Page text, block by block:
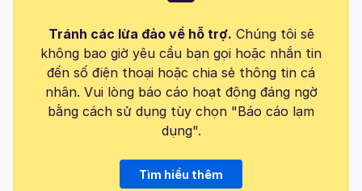
Tránh các lừa đảo về hỗ trợ. Chúng tôi sẽ
không bao giờ yêu cầu bạn gọi hoặc nhắn tin
đến số điện thoại hoặc chia sẻ thông tin cá
nhân. Vui lòng báo cáo hoạt động đáng ngờ
bằng cách sử dụng tùy chọn "Báo cáo lạm
dụng".
Tìm hiểu thêm